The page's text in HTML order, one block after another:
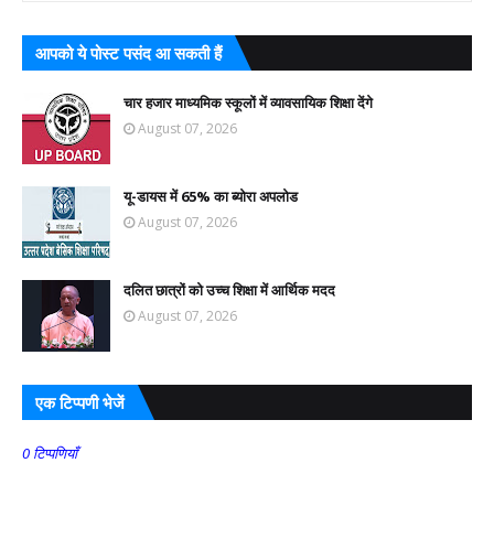
आपको ये पोस्ट पसंद आ सकती हैं
चार हजार माध्यमिक स्कूलों में व्यावसायिक शिक्षा देंगे
August 07, 2026
यू-डायस में 65% का ब्योरा अपलोड
August 07, 2026
दलित छात्रों को उच्च शिक्षा में आर्थिक मदद
August 07, 2026
एक टिप्पणी भेजें
0 टिप्पणियाँ